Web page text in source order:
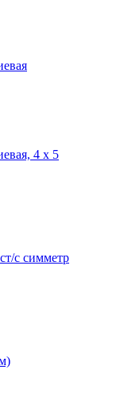
4 х 5
с симметр